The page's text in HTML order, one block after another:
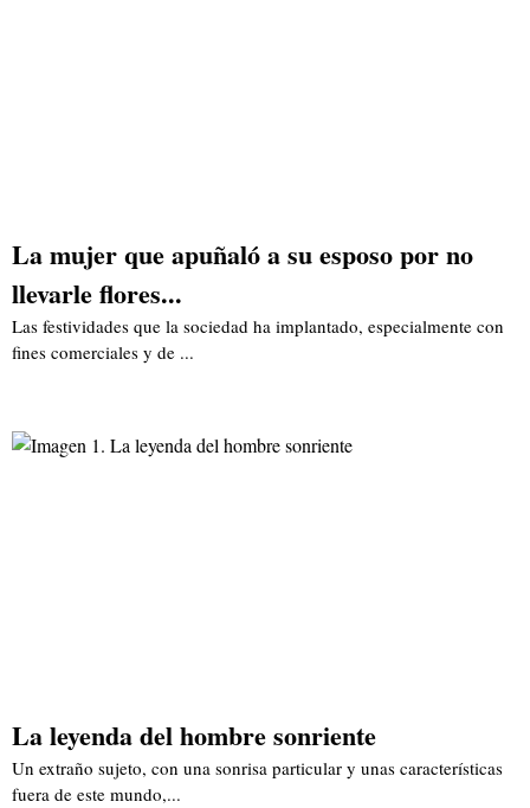
La mujer que apuñaló a su esposo por no
llevarle flores...
Las festividades que la sociedad ha implantado, especialmente con
fines comerciales y de ...
La leyenda del hombre sonriente
Un extraño sujeto, con una sonrisa particular y unas características
fuera de este mundo,...